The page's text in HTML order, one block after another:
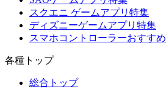
スクエニ ゲームアプリ特集
ディズニーゲームアプリ特集
スマホコントローラーおすすめ
各種トップ
総合トップ